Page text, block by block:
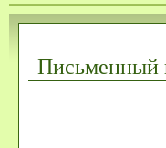
Письменный